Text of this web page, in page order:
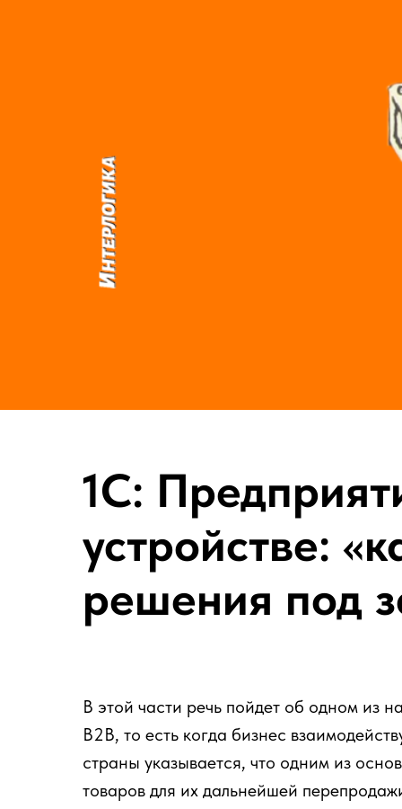
1С:
устройстве:
решения под
В этой части речь пойдет об одном из
B2B, то есть когда бизнес
страны указывается, что одним из
товаров для их дальнейшей